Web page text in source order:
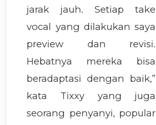
jarak jauh. Setiap take
vocal yang dilakukan saya
preview dan revisi.
Hebatnya mereka bisa
beradaptasi dengan baik,”
kata Tixxy yang juga
seorang penyanyi, popular